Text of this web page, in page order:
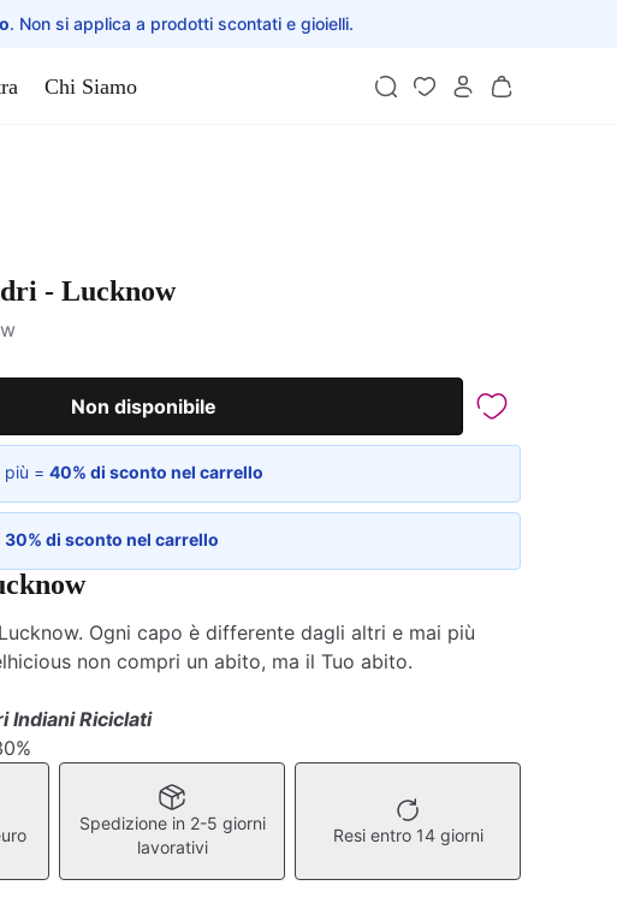
. Non si applica a prodotti scontati e gioielli.
Chi Siamo
- Lucknow
Non disponibile
più = 40% di sconto nel carrello
30% di sconto nel carrello
Ogni capo è differente dagli altri e mai più
non compri un abito, ma il Tuo abito.
Indiani Riciclati
Spedizione in 2-5 giorni
lavorativi
Resi entro 14 giorni